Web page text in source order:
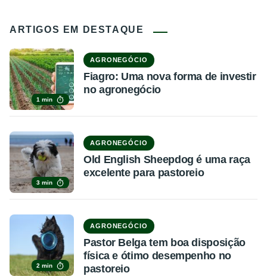
ARTIGOS EM DESTAQUE
1 min
AGRONEGÓCIO
Fiagro: Uma nova forma de investir
no agronegócio
3 min
AGRONEGÓCIO
Old English Sheepdog é uma raça
excelente para pastoreio
2 min
AGRONEGÓCIO
Pastor Belga tem boa disposição
física e ótimo desempenho no
pastoreio